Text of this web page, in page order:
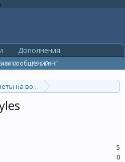
на вопросы
5
0
сообщений
Дополнения
Хостинг